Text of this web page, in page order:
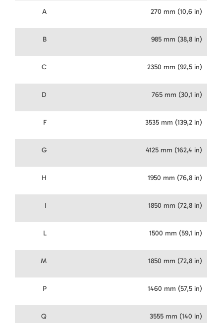
A 270 mm (10,6 in)
B 985 mm (38,8 in)
C 2350 mm (92,5 in)
D 765 mm (30,1 in)
F 3535 mm (139,2 in)
G 4125 mm (162,4 in)
H 1950 mm (76,8 in)
I 1850 mm (72,8 in)
L 1500 mm (59,1 in)
M 1850 mm (72,8 in)
P 1460 mm (57,5 in)
Q 3555 mm (140 in)